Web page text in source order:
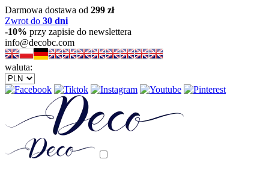
Darmowa dostawa od 299 zł
Zwrot do 30 dni
-10% przy zapisie do newslettera
info@decobc.com
waluta: